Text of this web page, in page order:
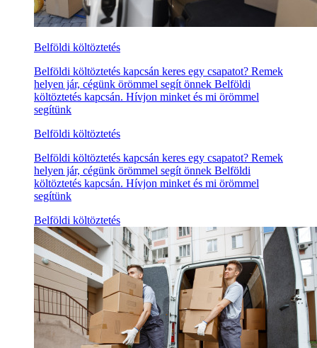
Belföldi költöztetés
Belföldi költöztetés kapcsán keres egy csapatot? Remek
helyen jár, cégünk örömmel segít önnek Belföldi
költöztetés kapcsán. Hívjon minket és mi örömmel
segítünk
Belföldi költöztetés
Belföldi költöztetés kapcsán keres egy csapatot? Remek
helyen jár, cégünk örömmel segít önnek Belföldi
költöztetés kapcsán. Hívjon minket és mi örömmel
segítünk
Belföldi költöztetés